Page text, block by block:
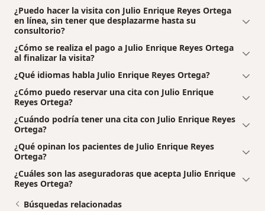
¿Puedo hacer la visita con Julio Enrique Reyes Ortega
en línea, sin tener que desplazarme hasta su
consultorio?
¿Cómo se realiza el pago a Julio Enrique Reyes Ortega
al finalizar la visita?
¿Qué idiomas habla Julio Enrique Reyes Ortega?
¿Cómo puedo reservar una cita con Julio Enrique
Reyes Ortega?
¿Cuándo podría tener una cita con Julio Enrique Reyes
Ortega?
¿Qué opinan los pacientes de Julio Enrique Reyes
Ortega?
¿Cuáles son las aseguradoras que acepta Julio Enrique
Reyes Ortega?
Búsquedas relacionadas